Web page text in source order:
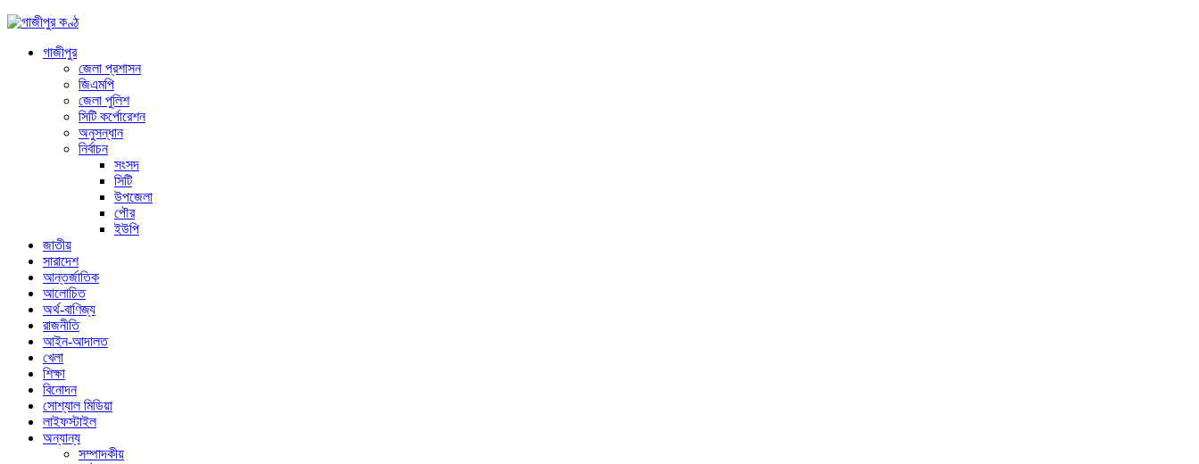
গাজীপুর
জেলা প্রশাসন
জিএমপি
জেলা পুলিশ
সিটি কর্পোরেশন
অনুসন্ধান
নির্বাচন
সংসদ
সিটি
উপজেলা
পৌর
ইউপি
জাতীয়
সারাদেশ
আন্তর্জাতিক
আলোচিত
অর্থ-বাণিজ্য
রাজনীতি
আইন-আদালত
খেলা
শিক্ষা
বিনোদন
সোশ্যাল মিডিয়া
লাইফস্টাইল
অন্যান্য
সম্পাদকীয়